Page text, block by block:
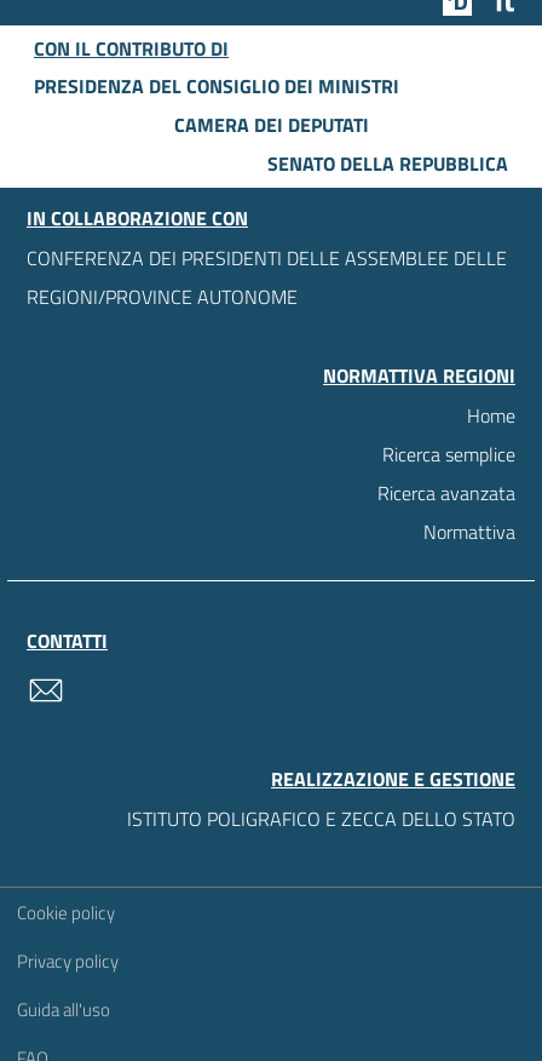
CON IL CONTRIBUTO DI
PRESIDENZA DEL CONSIGLIO DEI MINISTRI
CAMERA DEI DEPUTATI
SENATO DELLA REPUBBLICA
IN COLLABORAZIONE CON
CONFERENZA DEI PRESIDENTI DELLE ASSEMBLEE DELLE
REGIONI/PROVINCE AUTONOME
NORMATTIVA REGIONI
Home
Ricerca semplice
Ricerca avanzata
Normattiva
CONTATTI
REALIZZAZIONE E GESTIONE
ISTITUTO POLIGRAFICO E ZECCA DELLO STATO
Sezione Link Utili
Cookie policy
Privacy policy
Guida all'uso